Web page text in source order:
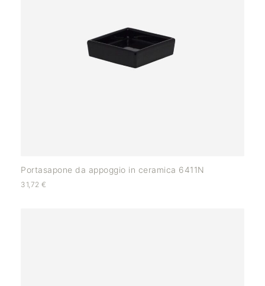
Portasapone da appoggio in ceramica 6411N
31,72 €